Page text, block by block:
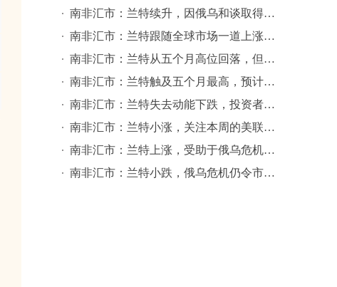
南非汇市：兰特续升，因俄乌和谈取得进展的迹象提振风险偏好
南非汇市：兰特跟随全球市场一道上涨，因俄乌和谈取得进展
南非汇市：兰特从五个月高位回落，但周线仍大涨3.3%
南非汇市：兰特触及五个月最高，预计南非央行周四将加息
南非汇市：兰特失去动能下跌，投资者消化美联储加息消息
南非汇市：兰特小涨，关注本周的美联储会议
南非汇市：兰特上涨，受助于俄乌危机期间大宗商品价格攀升
南非汇市：兰特小跌，俄乌危机仍令市场高度紧张